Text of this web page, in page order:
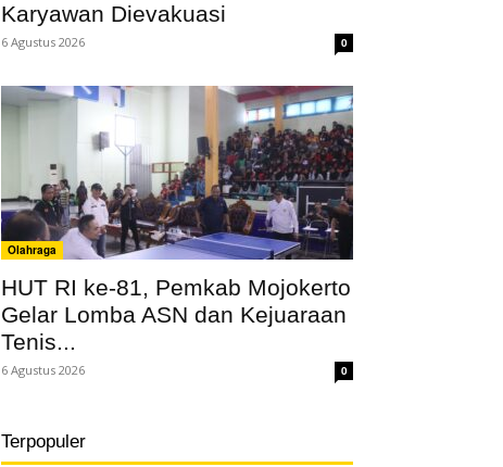
Karyawan Dievakuasi
6 Agustus 2026 0
Olahraga
HUT RI ke-81, Pemkab Mojokerto
Gelar Lomba ASN dan Kejuaraan
Tenis...
6 Agustus 2026 0
Terpopuler